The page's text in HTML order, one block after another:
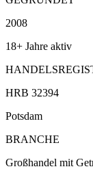
2008
18+ Jahre aktiv
HRB 32394
Potsdam
BRANCHE
Großhandel mit